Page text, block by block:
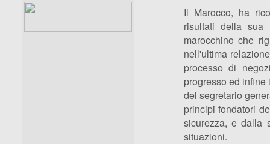
Il Marocco, ha
risultati della sua
marocchino che
nell'ultima
processo di
progresso ed
del segretario
principi fondatori
sicurezza, e dalla
situazioni.